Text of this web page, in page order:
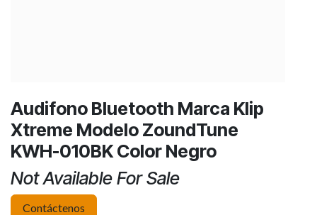
Audifono Bluetooth Marca Klip
Xtreme Modelo ZoundTune
KWH-010BK Color Negro
Not Available For Sale
Contáctenos